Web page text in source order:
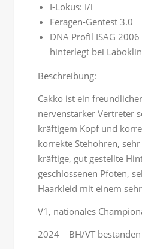
I-Lokus: I/i
Feragen-Gentest 3.0
DNA Profil ISAG
hinterlegt bei Laboklin
Beschreibung:
Cakko ist ein
nervenstarker Vertreter
kräftigem Kopf und
korrekte Stehohren,
kräftige, gut gestellte
geschlossenen Pfoten,
Haarkleid mit einem
V1, nationales
2024 BH/VT bestanden